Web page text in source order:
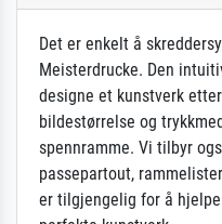
Det er enkelt å
Meisterdrucke. Den
designe et kunstverk
bildestørrelse og
spennramme. Vi tilbyr
passepartout,
er tilgjengelig for å